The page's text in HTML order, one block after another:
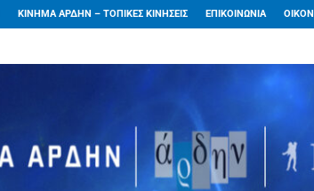
ΚΙΝΗΜΑ ΑΡΔΗΝ – ΤΟΠΙΚΕΣ ΚΙΝΗΣΕΙΣ ΕΠΙΚΟΙΝΩΝΙΑ